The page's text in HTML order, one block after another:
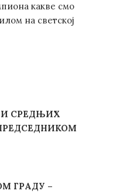
какве смо
на светској
СРЕДЊИХ
ГРАДУ –